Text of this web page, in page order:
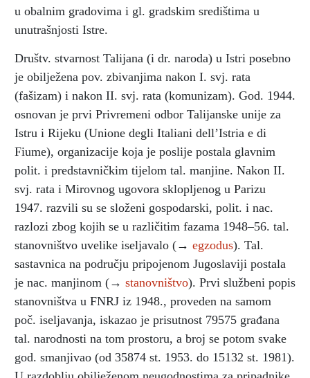
u obalnim gradovima i gl. gradskim središtima u
unutrašnjosti Istre.
Društv. stvarnost Talijana (i dr. naroda) u Istri posebno
je obilježena pov. zbivanjima nakon I. svj. rata
(fašizam) i nakon II. svj. rata (komunizam). God. 1944.
osnovan je prvi Privremeni odbor Talijanske unije za
Istru i Rijeku (Unione degli Italiani dell’Istria e di
Fiume), organizacije koja je poslije postala glavnim
polit. i predstavničkim tijelom tal. manjine. Nakon II.
svj. rata i Mirovnog ugovora sklopljenog u Parizu
1947. razvili su se složeni gospodarski, polit. i nac.
razlozi zbog kojih se u različitim fazama 1948–56. tal.
stanovništvo uvelike iseljavalo (→ egzodus). Tal.
sastavnica na području pripojenom Jugoslaviji postala
je nac. manjinom (→ stanovništvo). Prvi službeni popis
stanovništva u FNRJ iz 1948., proveden na samom
poč. iseljavanja, iskazao je prisutnost 79575 građana
tal. narodnosti na tom prostoru, a broj se potom svake
god. smanjivao (od 35874 st. 1953. do 15132 st. 1981).